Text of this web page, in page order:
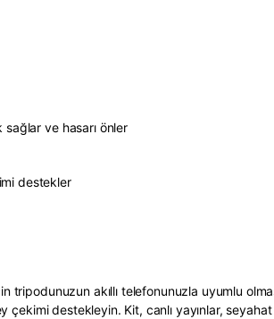
ve hasarı önler
destekler
akıllı telefonunuzla uyumlu
çekimi destekleyin. Kit, canlı yayınlar,